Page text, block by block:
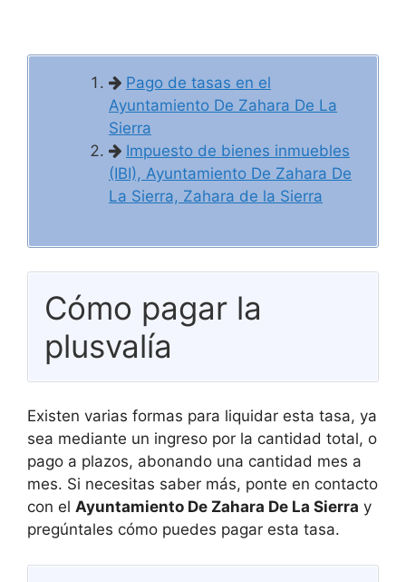
Pago de tasas en el
Ayuntamiento De Zahara De La
Sierra
Impuesto de bienes inmuebles
(IBI), Ayuntamiento De Zahara De
La Sierra, Zahara de la Sierra
Cómo pagar la
plusvalía
Existen varias formas para liquidar esta tasa, ya
sea mediante un ingreso por la cantidad total, o
pago a plazos, abonando una cantidad mes a
mes. Si necesitas saber más, ponte en contacto
con el Ayuntamiento De Zahara De La Sierra y
pregúntales cómo puedes pagar esta tasa.